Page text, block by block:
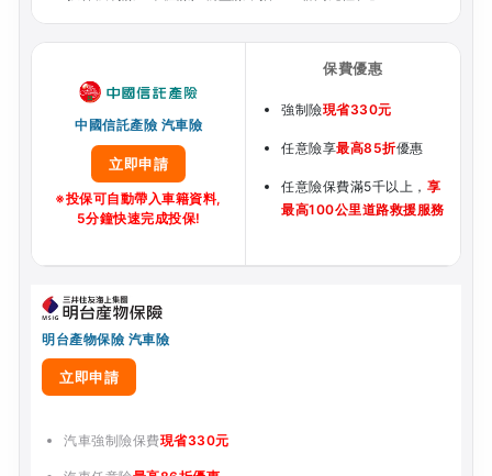
中國信託產險 汽車險
立即申請
※投保可自動帶入車籍資料,
5分鐘快速完成投保!
強制險現省330元
任意險享最高85折優惠
任意險保費滿5千以上， 享
最高100公里道路救援服務
明台產物保險 汽車險
立即申請
汽車強制險保費現省330元